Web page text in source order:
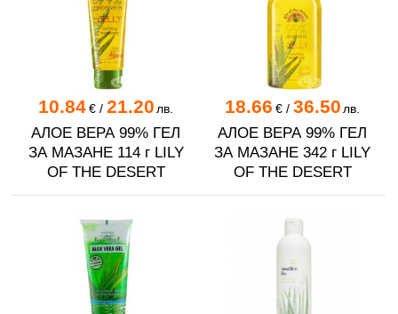
10.84 €/ 21.20 лв.
АЛОЕ ВЕРА 99% ГЕЛ
ЗА МАЗАНЕ 114 г LILY
OF THE DESERT
18.66 €/ 36.50 лв.
АЛОЕ ВЕРА 99% ГЕЛ
ЗА МАЗАНЕ 342 г LILY
OF THE DESERT